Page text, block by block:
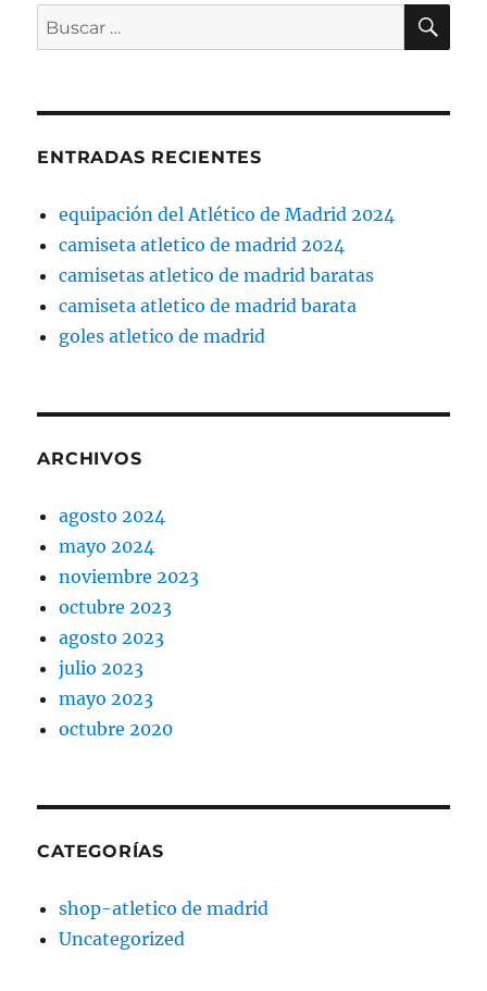
Buscar
por:
ENTRADAS RECIENTES
equipación del Atlético de Madrid 2024
camiseta atletico de madrid 2024
camisetas atletico de madrid baratas
camiseta atletico de madrid barata
goles atletico de madrid
ARCHIVOS
agosto 2024
mayo 2024
noviembre 2023
octubre 2023
agosto 2023
julio 2023
mayo 2023
octubre 2020
CATEGORÍAS
shop-atletico de madrid
Uncategorized